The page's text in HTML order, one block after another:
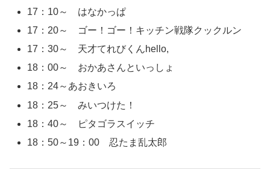
17：10～ はなかっぱ
17：20～ ゴー！ゴー！キッチン戦隊クックルン
17：30～ 天才てれびくんhello,
18：00～ おかあさんといっしょ
18：24～あおきいろ
18：25～ みいつけた！
18：40～ ピタゴラスイッチ
18：50～19：00 忍たま乱太郎